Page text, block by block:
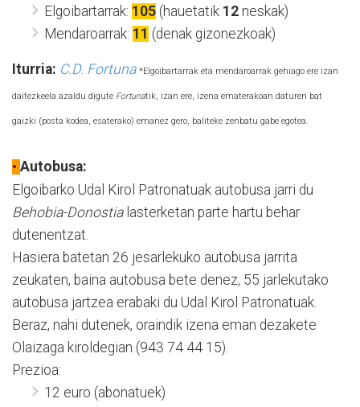
Elgoibartarrak: 105 (hauetatik 12 neskak)
Mendaroarrak: 11 (denak gizonezkoak)
Iturria: C.D. Fortuna *Elgoibartarrak eta mendaroarrak gehiago ere izan
daitezkeela azaldu digute Fortunatik, izan ere, izena ematerakoan daturen bat
gaizki (posta kodea, esaterako) emanez gero, baliteke zenbatu gabe egotea.
• Autobusa:
Elgoibarko Udal Kirol Patronatuak autobusa jarri du
Behobia-Donostialasterketan parte hartu behar
dutenentzat.
Hasiera batetan 26 jesarlekuko autobusa jarrita
zeukaten, baina autobusa bete denez, 55 jarlekutako
autobusa jartzea erabaki du Udal Kirol Patronatuak.
Beraz, nahi dutenek, oraindik izena eman dezakete
Olaizaga kiroldegian (943 74 44 15).
Prezioa:
12 euro (abonatuek)